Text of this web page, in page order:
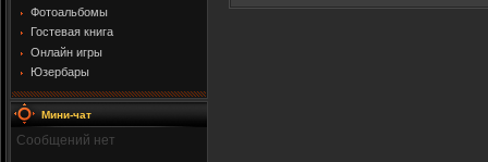
Фотоальбомы
Гостевая книга
Онлайн игры
Юзербары
Мини-чат